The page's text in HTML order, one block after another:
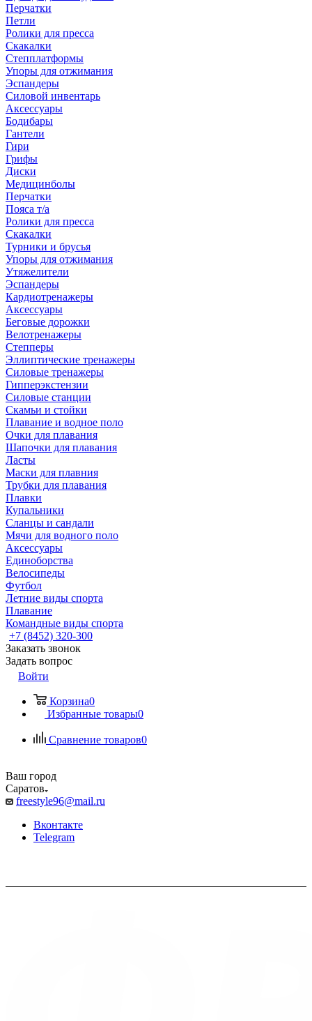
Перчатки
Петли
Ролики для пресса
Скакалки
Степплатформы
Упоры для отжимания
Эспандеры
Силовой инвентарь
Аксессуары
Бодибары
Гантели
Гири
Грифы
Диски
Медицинболы
Перчатки
Пояса т/а
Ролики для пресса
Скакалки
Турники и брусья
Упоры для отжимания
Утяжелители
Эспандеры
Кардиотренажеры
Аксессуары
Беговые дорожки
Велотренажеры
Степперы
Эллиптические тренажеры
Силовые тренажеры
Гипперэкстензии
Силовые станции
Скамьи и стойки
Плавание и водное поло
Очки для плавания
Шапочки для плавания
Ласты
Маски для плавния
Трубки для плавания
Плавки
Купальники
Сланцы и сандали
Мячи для водного поло
Аксессуары
Единоборства
Велосипеды
Футбол
Летние виды спорта
Плавание
Командные виды спорта
+7 (8452) 320-300
Заказать звонок
Задать вопрос
Войти
Корзина0
Избранные товары0
Сравнение товаров0
Ваш город
Саратов
freestyle96@mail.ru
Вконтакте
Telegram